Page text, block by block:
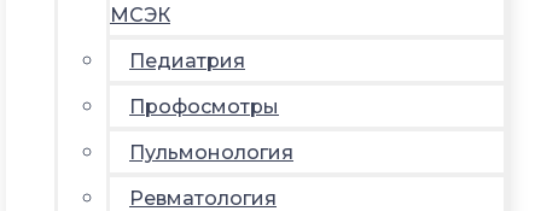
МСЭК
Педиатрия
Профосмотры
Пульмонология
Ревматология